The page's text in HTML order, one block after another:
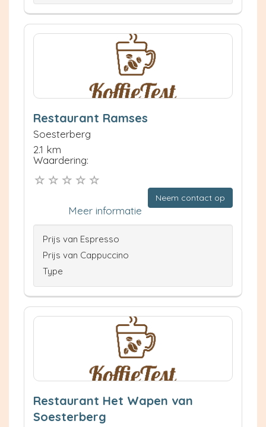
Restaurant Ramses
Soesterberg
2.1 km
Waardering:
Neem contact op
Meer informatie
Prijs van Espresso
Prijs van Cappuccino
Type
Restaurant Het Wapen van
Soesterberg